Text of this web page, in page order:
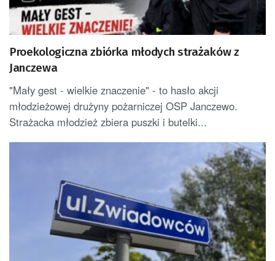
Proekologiczna zbiórka młodych strażaków z
Janczewa
"Mały gest - wielkie znaczenie" - to hasło akcji
młodzieżowej drużyny pożarniczej OSP Janczewo.
Strażacka młodzież zbiera puszki i butelki...